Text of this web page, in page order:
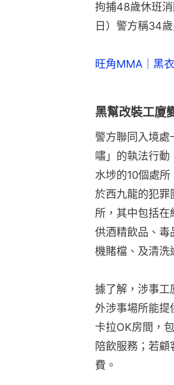
拘捕48歲休班
日）警方稱34
旺角MMA｜黑
黑幫改裝工
警方聯同入境處
嘯」的執法行動
水埗的10個處
於西九龍的犯罪
所，其中包括在
供酒精飲品、毒
機賭檔、及清洗
據了解，涉事工
外涉事場所能提
卡拉OK房間，
陪飲服務；若
費。